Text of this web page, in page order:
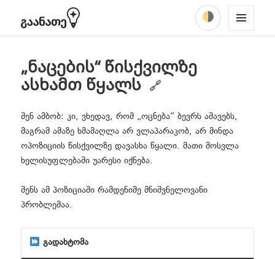
ᲩᲐᲐᲑᲜᲔᲚᲔ
გპასუხობთ შენიშვნებზე
აქტუალური
მიმართვა
პროპაგანდა
შემოგვიერთდი
Facebook
YouTube
TikTok
Instagram
„ნაცების“ წისქვილზე
ასხამთ წყალს
შენ ამბობ: კი, ვხედავ, რომ „ოცნება“ ბევრს აშავებს,
მაგრამ ამაზე ხმამაღლა არ ვლაპარაკობ, არ მინდა
ოპოზიციის წისქვილზე დავასხა წყალი. მათი მოსვლა
ხელისუფლებაში უარესი იქნება.
შენს ამ პოზიციაში რამდენიმე მნიშვნელოვანი
პრობლემაა.
გადახტომა